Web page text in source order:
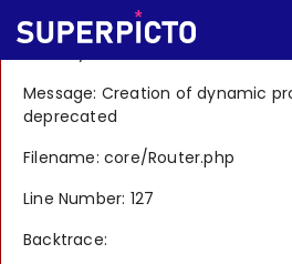
A PHP Error was
Message: Creation of dynamic
deprecated
Filename: core/Router.php
Line Number: 127
Backtrace: